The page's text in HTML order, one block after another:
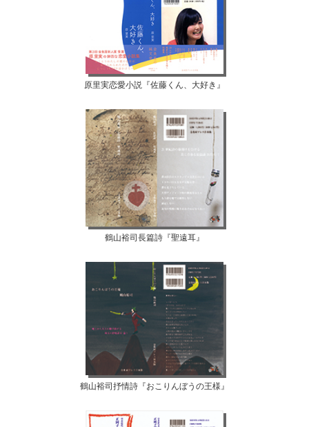
原里実恋愛小説『佐藤くん、大好き』
鶴山裕司長篇詩『聖遠耳』
鶴山裕司抒情詩『おこりんぼうの王様』